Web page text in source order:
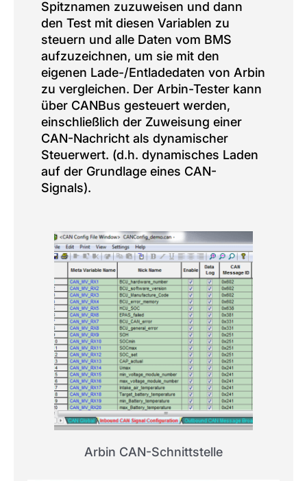
Spitznamen zuzuweisen und dann
den Test mit diesen Variablen zu
steuern und alle Daten vom BMS
aufzuzeichnen, um sie mit den
eigenen Lade-/Entladedaten von Arbin
zu vergleichen. Der Arbin-Tester kann
über CANBus gesteuert werden,
einschließlich der Zuweisung einer
CAN-Nachricht als dynamischer
Steuerwert. (d.h. dynamisches Laden
auf der Grundlage eines CAN-
Signals).
Arbin CAN-Schnittstelle